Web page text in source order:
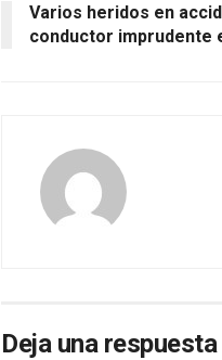
Varios heridos en
conductor imprudente
Deja una respuesta